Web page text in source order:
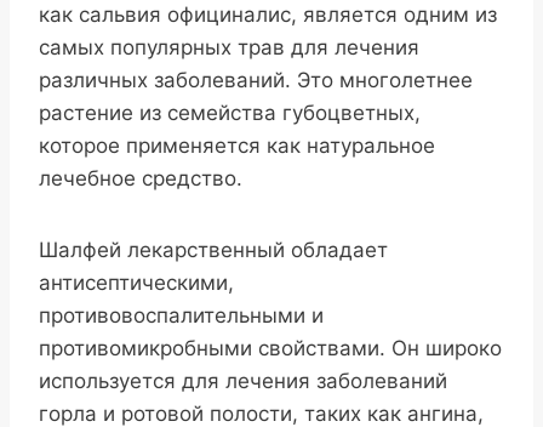
как сальвия официналис, является одним из
самых популярных трав для лечения
различных заболеваний. Это многолетнее
растение из семейства губоцветных,
которое применяется как натуральное
лечебное средство.
Шалфей лекарственный обладает
антисептическими,
противовоспалительными и
противомикробными свойствами. Он широко
используется для лечения заболеваний
горла и ротовой полости, таких как ангина,